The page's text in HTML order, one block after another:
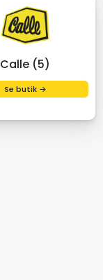
Calle (5)
Se butik →